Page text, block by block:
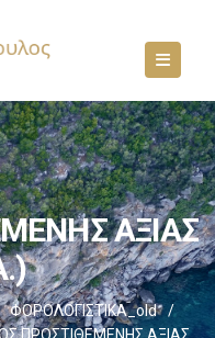
ΑΞΙΑΣ
ΦΟΡΟΛΟΓΙΣΤΙΚΑ_old
/